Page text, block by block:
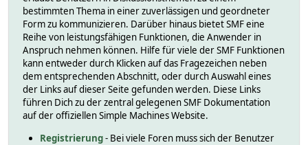
bestimmten Thema in einer zuverlässigen und geordneter
Form zu kommunizieren. Darüber hinaus bietet SMF eine
Reihe von leistungsfähigen Funktionen, die Anwender in
Anspruch nehmen können. Hilfe für viele der SMF Funktionen
kann entweder durch Klicken auf das Fragezeichen neben
dem entsprechenden Abschnitt, oder durch Auswahl eines
der Links auf dieser Seite gefunden werden. Diese Links
führen Dich zu der zentral gelegenen SMF Dokumentation
auf der offiziellen Simple Machines Website.
Registrierung- Bei viele Foren muss sich der Benutzer